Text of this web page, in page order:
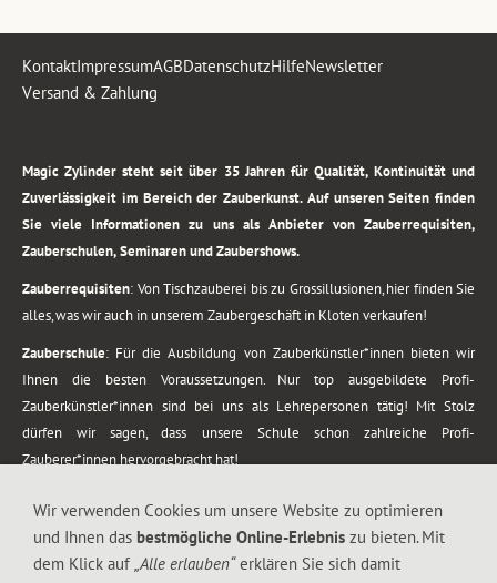
KontaktImpressumAGBDatenschutzHilfeNewsletter
Versand & Zahlung
Magic Zylinder steht seit über 35 Jahren für Qualität, Kontinuität und
Zuverlässigkeit im Bereich der Zauberkunst. Auf unseren Seiten finden
Sie viele Informationen zu uns als Anbieter von Zauberrequisiten,
Zauberschulen, Seminaren und Zaubershows.
Zauberrequisiten: Von Tischzauberei bis zu Grossillusionen, hier finden Sie
alles, was wir auch in unserem Zaubergeschäft in Kloten verkaufen!
Zauberschule: Für die Ausbildung von Zauberkünstler*innen bieten wir
Ihnen die besten Voraussetzungen. Nur top ausgebildete Profi-
Zauberkünstler*innen sind bei uns als Lehrepersonen tätig! Mit Stolz
dürfen wir sagen, dass unsere Schule schon zahlreiche Profi-
Zauberer*innen hervorgebracht hat!
vom Kinderprogramm bis zur Tischzauberei. Lassen Sie sich faszinieren von
meiner Zauber-Sprech-Show, angerührt mit sprachlichen Sequenzen,
gewürzt mit Gags und visuellen Illusionen wie Kaninchen, Vasen, Seilen,
Wir verwenden Cookies um unsere Website zu optimieren
und Ihnen das bestmögliche Online-Erlebnis zu bieten. Mit
dem Klick auf „Alle erlauben“erklären Sie sich damit